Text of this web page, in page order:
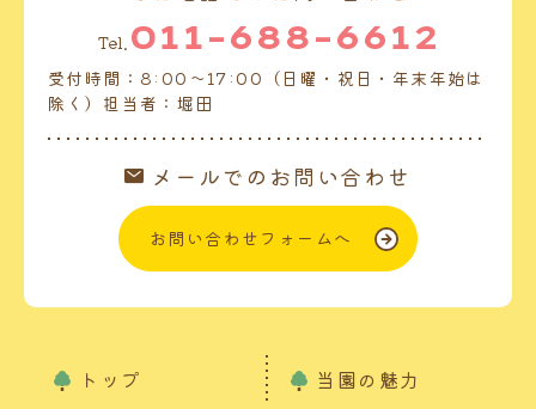
Tel. 011-688-6612
受付時間：8:00～17:00（日曜・祝日・年末年始は
除く）担当者：堀田
メールでのお問い合わせ
お問い合わせフォームへ
トップ 当園の魅力